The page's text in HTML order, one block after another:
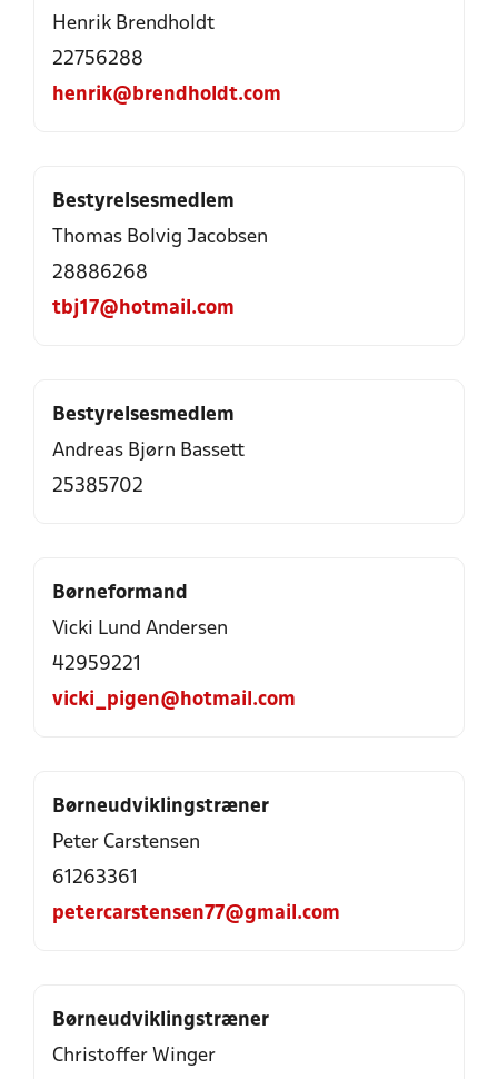
Henrik Brendholdt
22756288
henrik@brendholdt.com
Bestyrelsesmedlem
Thomas Bolvig Jacobsen
28886268
tbj17@hotmail.com
Bestyrelsesmedlem
Andreas Bjørn Bassett
25385702
Børneformand
Vicki Lund Andersen
42959221
vicki_pigen@hotmail.com
Børneudviklingstræner
Peter Carstensen
61263361
petercarstensen77@gmail.com
Børneudviklingstræner
Christoffer Winger